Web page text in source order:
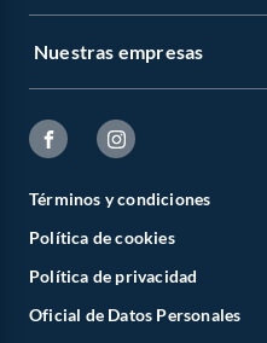
Nuestras empresas
Términos y condiciones
Política de cookies
Política de privacidad
Oficial de Datos Personales